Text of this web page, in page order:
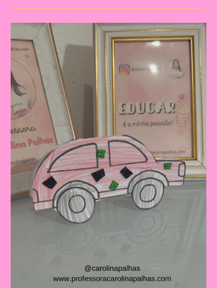
Tema
Do
Trânsito|Despertando
Consciência
Trânsito:
Educação
Infantil
E
Ensino
Fundamental